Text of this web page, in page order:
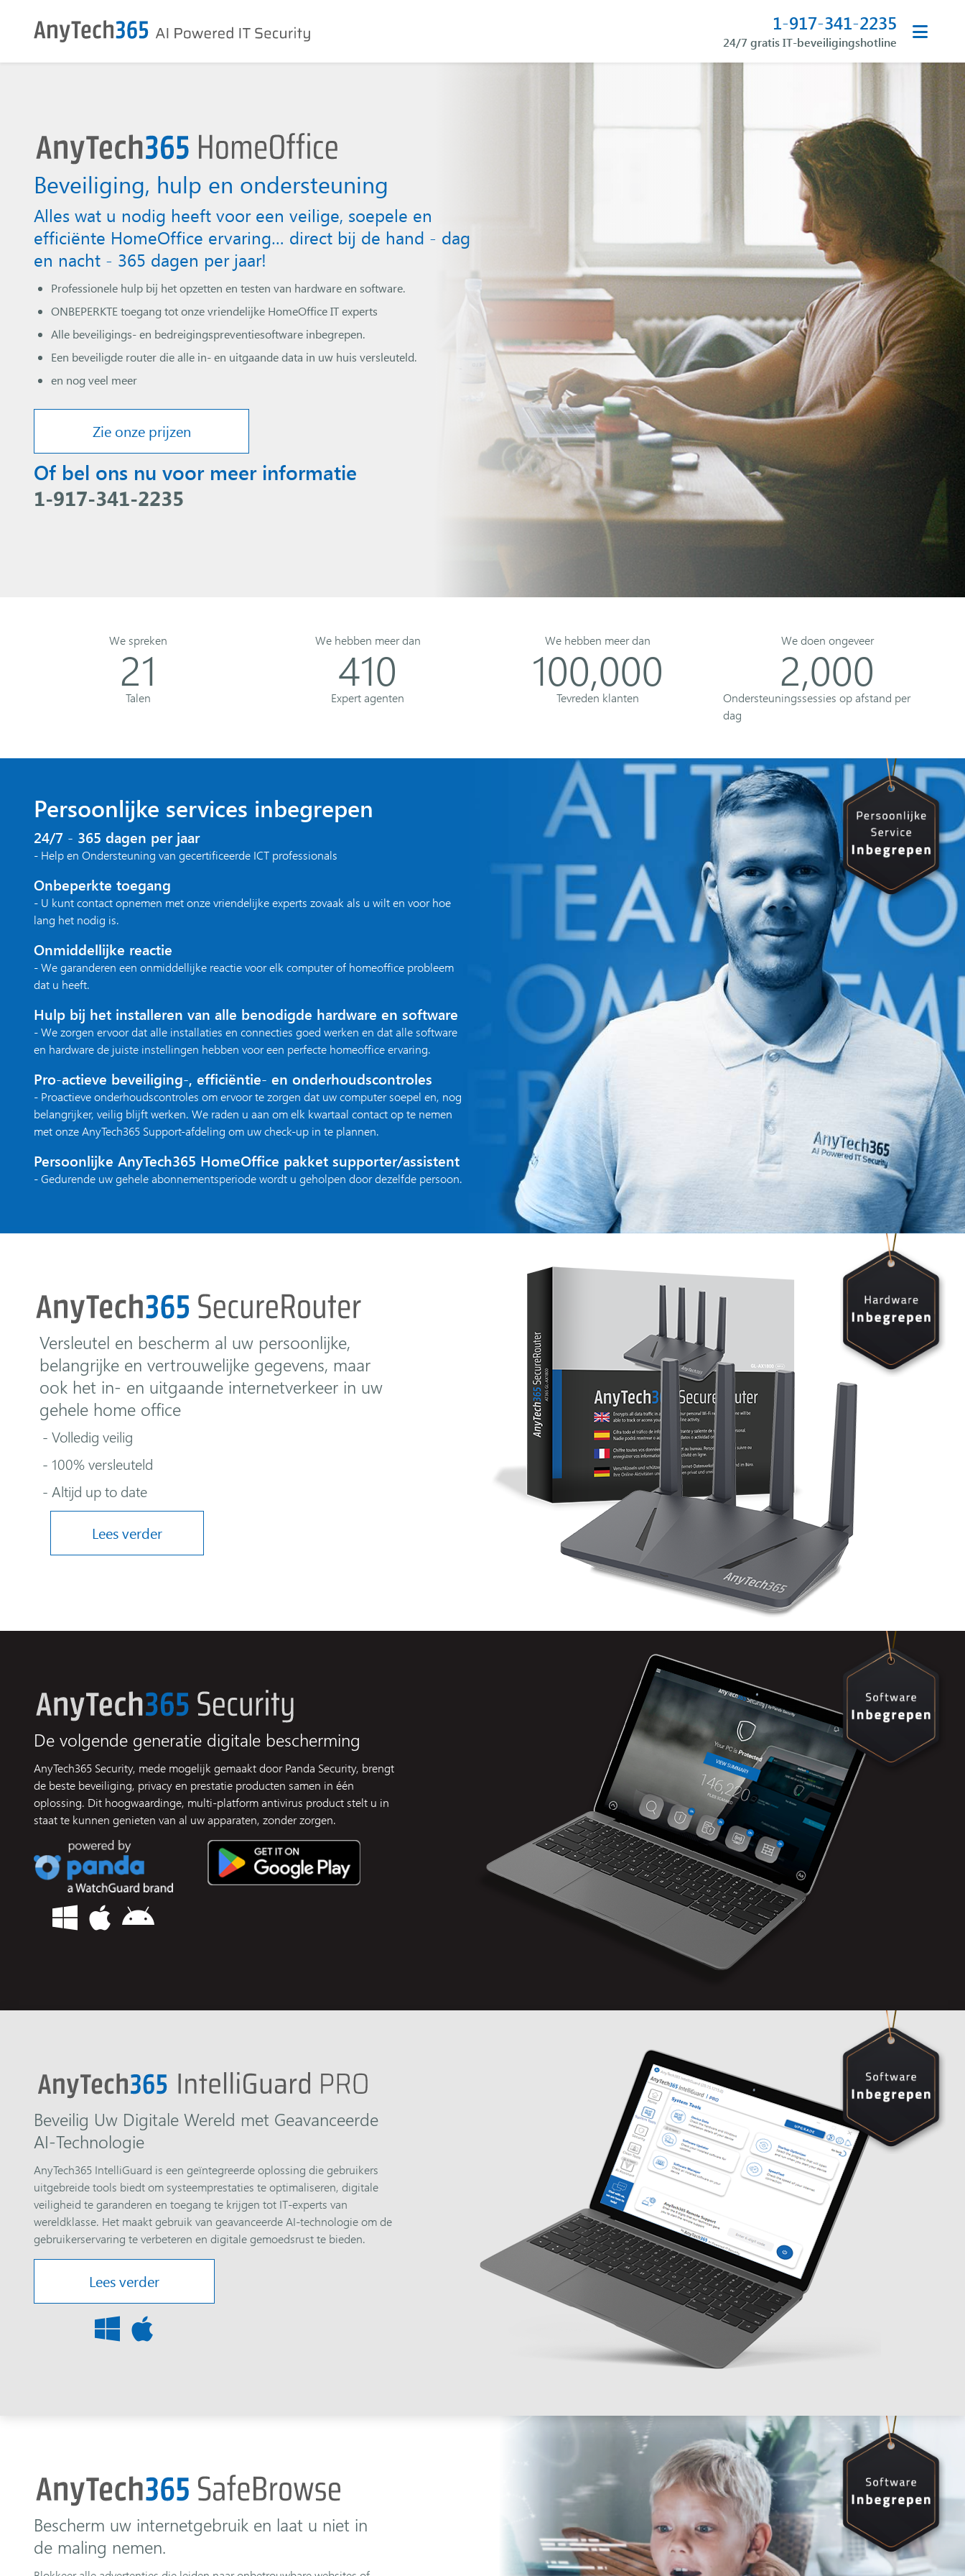
1-917-341-2235
24/7 gratis IT-beveiligingshotline
Beveiliging, hulp en ondersteuning
Alles wat u nodig heeft voor een veilige, soepele en
efficiënte HomeOffice ervaring… direct bij de hand - dag
en nacht - 365 dagen per jaar!
Professionele hulp bij het opzetten en testen van hardware en software.
ONBEPERKTE toegang tot onze vriendelijke HomeOffice IT experts
Alle beveiligings- en bedreigingspreventiesoftware inbegrepen.
Een beveiligde router die alle in- en uitgaande data in uw huis versleuteld.
en nog veel meer
Zie onze prijzen
Of bel ons nu voor meer informatie
1-917-341-2235
We spreken
21
Talen
We hebben meer dan
410
Expert agenten
We hebben meer dan
100,000
Tevreden klanten
We doen ongeveer
2,000
Ondersteuningssessies op afstand per
dag
Persoonlijke services inbegrepen
24/7 - 365 dagen per jaar
- Help en Ondersteuning van gecertificeerde ICT professionals
Onbeperkte toegang
- U kunt contact opnemen met onze vriendelijke experts zovaak als u wilt en voor hoe
lang het nodig is.
Onmiddellijke reactie
- We garanderen een onmiddellijke reactie voor elk computer of homeoffice probleem
dat u heeft.
Hulp bij het installeren van alle benodigde hardware en software
- We zorgen ervoor dat alle installaties en connecties goed werken en dat alle software
en hardware de juiste instellingen hebben voor een perfecte homeoffice ervaring.
Pro-actieve beveiliging-, efficiëntie- en onderhoudscontroles
- Proactieve onderhoudscontroles om ervoor te zorgen dat uw computer soepel en, nog
belangrijker, veilig blijft werken. We raden u aan om elk kwartaal contact op te nemen
met onze AnyTech365 Support-afdeling om uw check-up in te plannen.
Persoonlijke AnyTech365 HomeOffice pakket supporter/assistent
- Gedurende uw gehele abonnementsperiode wordt u geholpen door dezelfde persoon.
Versleutel en bescherm al uw persoonlijke,
belangrijke en vertrouwelijke gegevens, maar
ook het in- en uitgaande internetverkeer in uw
gehele home office
- Volledig veilig
- 100% versleuteld
- Altijd up to date
Lees verder
De volgende generatie digitale bescherming
AnyTech365 Security, mede mogelijk gemaakt door Panda Security, brengt
de beste beveiliging, privacy en prestatie producten samen in één
oplossing. Dit hoogwaardinge, multi-platform antivirus product stelt u in
staat te kunnen genieten van al uw apparaten, zonder zorgen.
Beveilig Uw Digitale Wereld met Geavanceerde
AI-Technologie
AnyTech365 IntelliGuard is een geïntegreerde oplossing die gebruikers
uitgebreide tools biedt om systeemprestaties te optimaliseren, digitale
veiligheid te garanderen en toegang te krijgen tot IT-experts van
wereldklasse. Het maakt gebruik van geavanceerde AI-technologie om de
gebruikerservaring te verbeteren en digitale gemoedsrust te bieden.
Lees verder
Bescherm uw internetgebruik en laat u niet in
de maling nemen.